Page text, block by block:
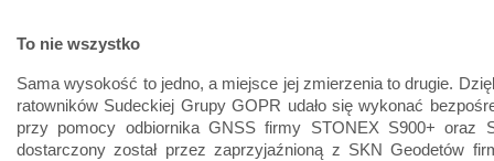
To nie wszystko
Sama wysokość to jedno, a miejsce jej zmierzenia to drugie.
ratowników Sudeckiej Grupy GOPR udało się wykonać
przy pomocy odbiornika GNSS firmy STONEX S900+ oraz
dostarczony został przez zaprzyjaźnioną z SKN Geodetów